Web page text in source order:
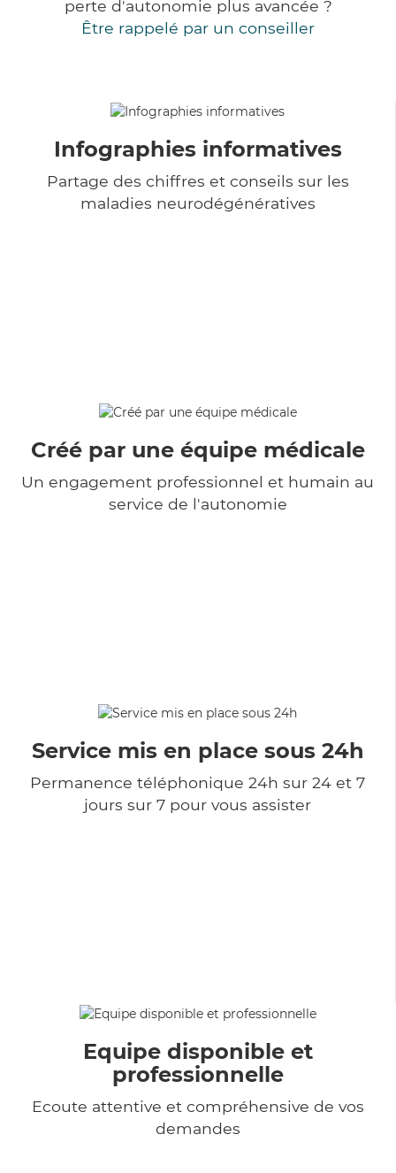
perte d'autonomie plus avancée ?
Être rappelé par un conseiller
Infographies informatives
Partage des chiffres et conseils sur les
maladies neurodégénératives
Créé par une équipe médicale
Un engagement professionnel et humain au
service de l'autonomie
Service mis en place sous 24h
Permanence téléphonique 24h sur 24 et 7
jours sur 7 pour vous assister
Equipe disponible et
professionnelle
Ecoute attentive et compréhensive de vos
demandes